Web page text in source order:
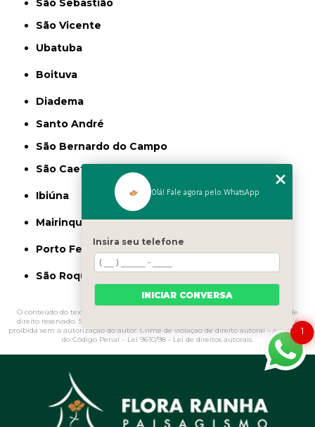
São Sebastião
São Vicente
Ubatuba
Boituva
Diadema
Santo André
São Bernardo do Campo
São Caetano do Sul
Ibiúna
Mairinque
Porto Feliz
São Roque
O conteúdo do texto "
" é de
direito reservado. Sua reprodução, parcial ou total, mesmo citando nossos links, é
proibida sem a autorização do autor. Crime de violação de direito autoral – artigo 184
do Código Penal – Lei 9610/98 - Lei de direitos autorais.
1
Olá! Fale agora pelo WhatsApp
Insira seu telefone
INICIAR CONVERSA